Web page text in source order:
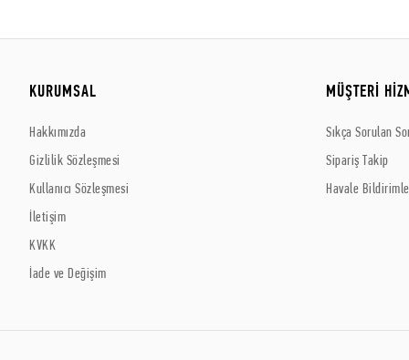
KURUMSAL
Hakkımızda
Gizlilik Sözleşmesi
Kullanıcı Sözleşmesi
İletişim
KVKK
İade ve Değişim
MÜŞTERİ
Sıkça Sorulan
Sipariş Takip
Havale